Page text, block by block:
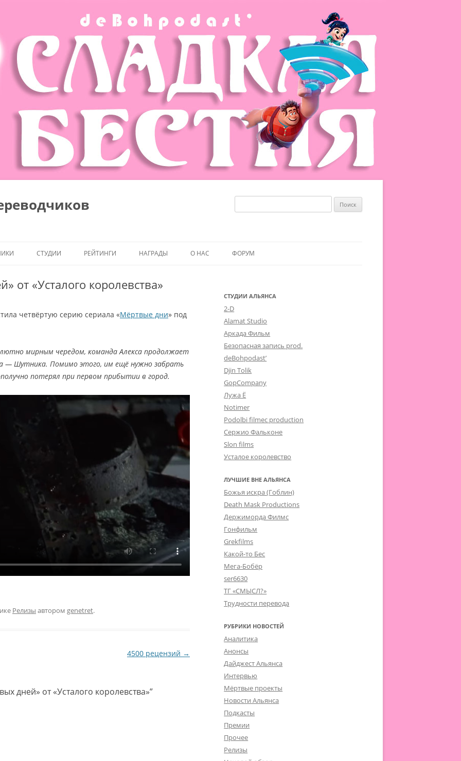
Найти:
СТУДИИ РЕЙТИНГИ НАГРАДЫ О НАС
ВСТУПЛЕНИЕ В АЛЬЯНС
ИСТОРИЯ АЛЬЯНСА
ФОРУМ
от «Усталого королевства»
четвёртую серию сериала «Мёртвые дни» под
мирным чередом, команда Алекса продолжает
— Шутника. Помимо этого, им ещё нужно забрать
потерял при первом прибытии в город.
Релизы автором genetret.
4500 рецензий →
дней» от «Усталого королевства»”
СТУДИИ АЛЬЯНСА
2-D
Alamat Studio
Аркада Фильм
Безопасная запись prod.
deBohpodast’
Djin Tolik
GopCompany
Лужа Ё
Notimer
Podolbi filmec production
Сержио Фальконе
Slon films
Усталое королевство
ЛУЧШИЕ ВНЕ АЛЬЯНСА
Божья искра (Гоблин)
Death Mask Productions
Держиморда Филмс
Гонфильм
Grekfilms
Какой-то Бес
Мега-Бобёр
ser6630
ТГ «СМЫСЛ?»
Трудности перевода
РУБРИКИ НОВОСТЕЙ
Аналитика
Анонсы
Дайджест Альянса
Интервью
Мёртвые проекты
Новости Альянса
Подкасты
Премии
Прочее
Релизы